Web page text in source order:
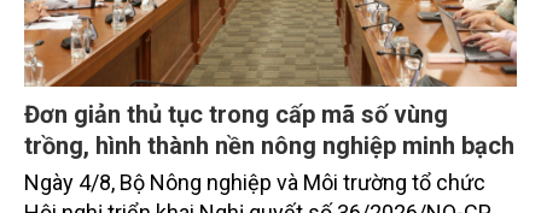
Đơn giản thủ tục trong cấp mã số vùng
trồng, hình thành nền nông nghiệp minh bạch